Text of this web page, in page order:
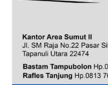
WN
KEPRI
WN